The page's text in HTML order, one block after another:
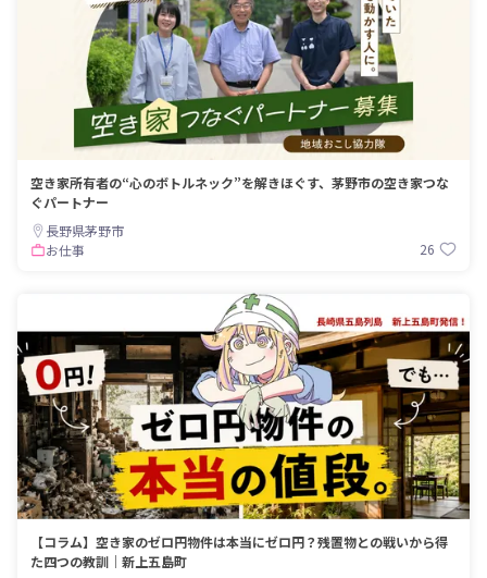
空き家所有者の“心のボトルネック”を解きほぐす、茅野市の空き家つな
ぐパートナー
長野県茅野市
お仕事
26
【コラム】空き家のゼロ円物件は本当にゼロ円？残置物との戦いから得
た四つの教訓｜新上五島町